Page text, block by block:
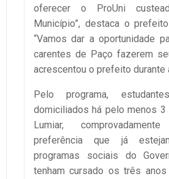
oferecer o ProUni
Município”, destaca o
“Vamos dar a oportunidade
carentes de Paço fazerem
acrescentou o prefeito durante
Pelo programa,
domiciliados há pelo menos
Lumiar,
preferência que já
programas sociais do
tenham cursado os três